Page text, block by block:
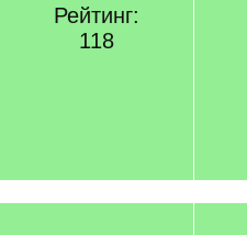
Рейтинг:
118